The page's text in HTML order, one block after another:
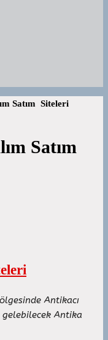
Satım Siteleri
Satım
Antikacı
gelebilecek Antika